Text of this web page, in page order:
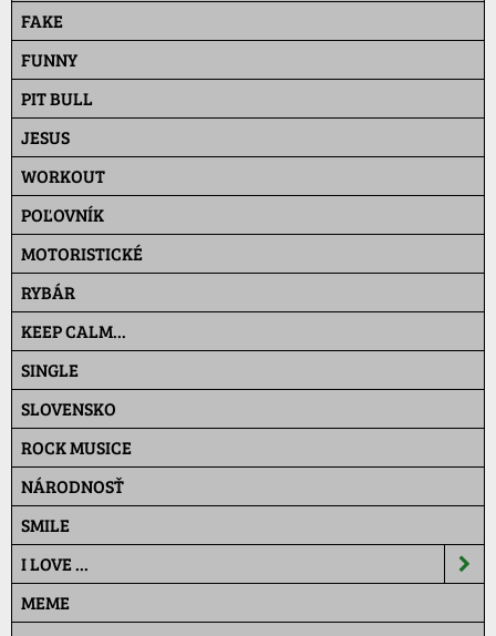
FAKE
FUNNY
PIT BULL
JESUS
WORKOUT
POĽOVNÍK
MOTORISTICKÉ
RYBÁR
KEEP CALM...
SINGLE
SLOVENSKO
ROCK MUSICE
NÁRODNOSŤ
SMILE
I LOVE ...
MEME